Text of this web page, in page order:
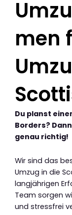
men
Du planst
Borders?
genau richtig!
Wir sind das
Umzug in die
langjährigen
Team sorgen
und stressfrei